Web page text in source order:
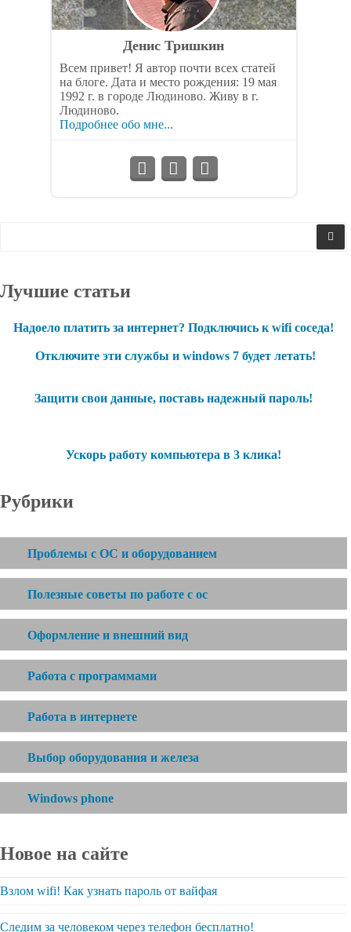
Денис Тришкин
Всем привет! Я автор почти всех статей
на блоге. Дата и место рождения: 19 мая
1992 г. в городе Людиново. Живу в г.
Людиново.
Подробнее обо мне...
Лучшие статьи
Надоело платить за интернет? Подключись к wifi соседа!
Отключите эти службы и windows 7 будет летать!
Защити свои данные, поставь надежный пароль!
Ускорь работу компьютера в 3 клика!
Рубрики
Проблемы с ОС и оборудованием
Полезные советы по работе с ос
Оформление и внешний вид
Работа с программами
Работа в интернете
Выбор оборудования и железа
Windows phone
Новое на сайте
Взлом wifi! Как узнать пароль от вайфая
Следим за человеком через телефон бесплатно!